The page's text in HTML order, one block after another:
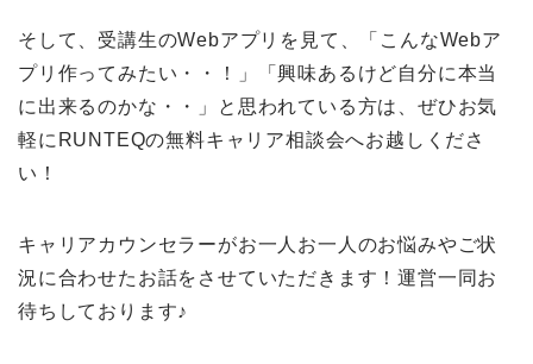
そして、受講生のWebアプリを見て、「こんなWebア
プリ作ってみたい・・！」「興味あるけど自分に本当
に出来るのかな・・」と思われている方は、ぜひお気
軽にRUNTEQの無料キャリア相談会へお越しくださ
い！
キャリアカウンセラーがお一人お一人のお悩みやご状
況に合わせたお話をさせていただきます！運営一同お
待ちしております♪